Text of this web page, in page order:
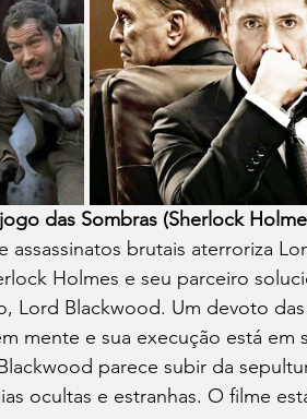
das Sombras (Sherlock
assassinatos brutais aterroriza
Holmes e seu parceiro
Lord Blackwood. Um devoto
mente e sua execução está em
parece subir da
ocultas e estranhas. O filme